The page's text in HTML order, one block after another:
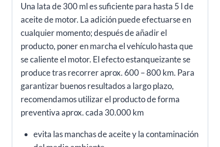
Una lata de 300 ml es suficiente para hasta 5 l de
aceite de motor. La adición puede efectuarse en
cualquier momento; después de añadir el
producto, poner en marcha el vehículo hasta que
se caliente el motor. El efecto estanqueizante se
produce tras recorrer aprox. 600 – 800 km. Para
garantizar buenos resultados a largo plazo,
recomendamos utilizar el producto de forma
preventiva aprox. cada 30.000 km
evita las manchas de aceite y la contaminación